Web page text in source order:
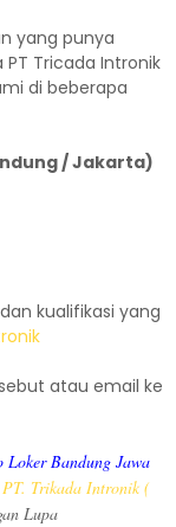
yang punya
Tricada Intronik
di beberapa
/ Jakarta)
kualifikasi yang
atau email ke
Loker Bandung Jawa
Trikada Intronik (
Lupa